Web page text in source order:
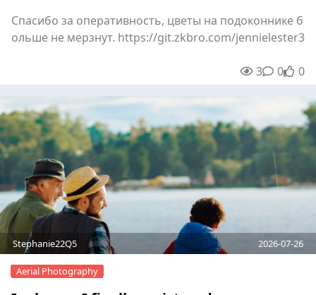
Спасибо за оперативность, цветы на подоконнике б
ольше не мерзнут. https://git.zkbro.com/jennielester3
3 00 0
Stephanie22Q5 2026-07-26
Aerial Photography